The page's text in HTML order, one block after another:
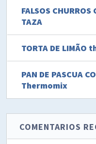
FALSOS CHURROS
TAZA
TORTA DE LIMÃO
PAN DE PASCUA
Thermomix
COMENTARIOS